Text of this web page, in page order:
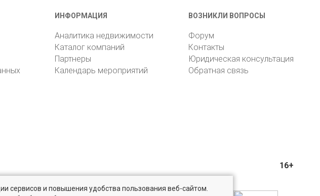
ИНФОРМАЦИЯ
Аналитика недвижимости
Каталог компаний
Партнеры
Календарь мероприятий
ВОЗНИКЛИ ВОПРОСЫ
Форум
Контакты
Юридическая консультация
Обратная связь
16+
сервисов и повышения удобства пользования веб-сайтом.